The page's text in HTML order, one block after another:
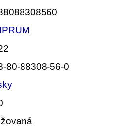
80-88308-56-0